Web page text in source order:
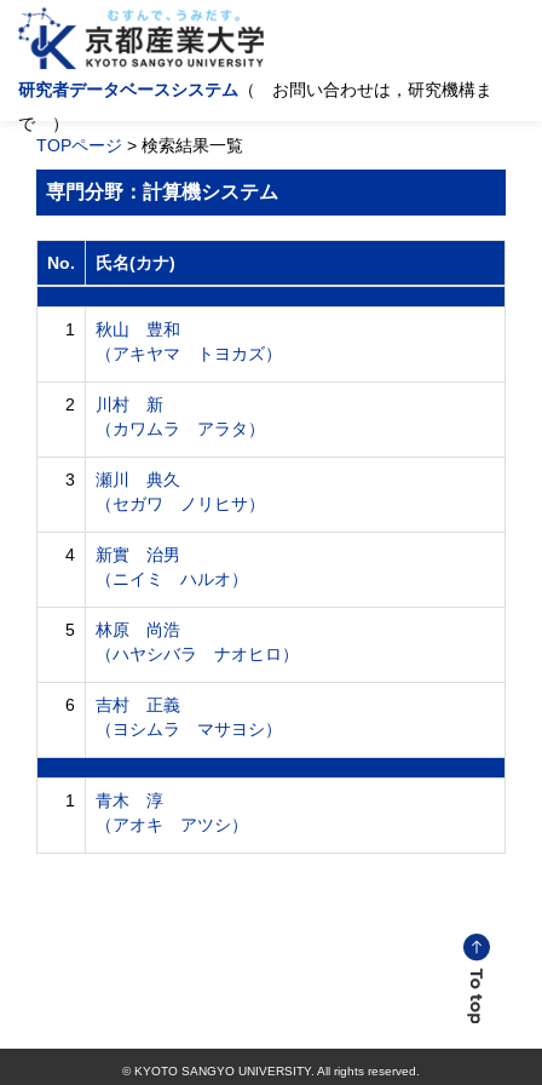
研究者データベースシステム （ お問い合わせは，研究機構ま
で ）
TOPページ > 検索結果一覧
専門分野：計算機システム
No. 氏名(カナ)
1
秋山 豊和
（アキヤマ トヨカズ）
2
川村 新
（カワムラ アラタ）
3
瀬川 典久
（セガワ ノリヒサ）
4
新實 治男
（ニイミ ハルオ）
5
林原 尚浩
（ハヤシバラ ナオヒロ）
6
吉村 正義
（ヨシムラ マサヨシ）
1
青木 淳
（アオキ アツシ）
© KYOTO SANGYO UNIVERSITY. All rights reserved.